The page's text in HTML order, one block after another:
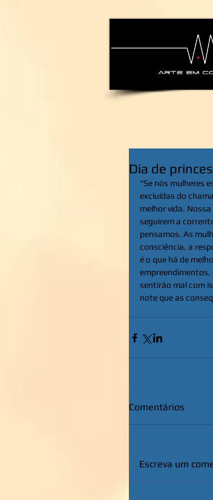
Dia de
“Se nós mulheres
excluídas do
melhor vida.
seguirem a
pensamos. As
consciência, a
é o que há de
empreendimentos,
sentirão mal com
note que as
Comentários
Escreva um